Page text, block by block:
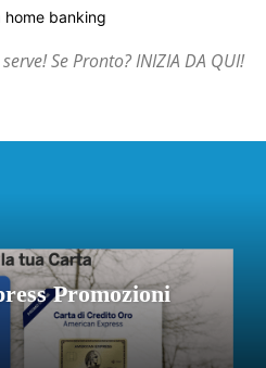
home banking
Se Pronto? INIZIA DA QUI!
Promozioni